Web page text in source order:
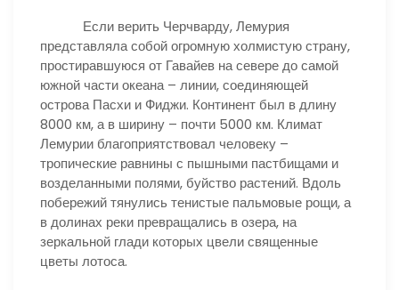
Если верить Черчварду, Лемурия
представляла собой огромную холмистую страну,
простиравшуюся от Гавайев на севере до самой
южной части океана – линии, соединяющей
острова Пасхи и Фиджи. Континент был в длину
8000 км, а в ширину – почти 5000 км. Климат
Лемурии благоприятствовал человеку –
тропические равнины с пышными пастбищами и
возделанными полями, буйство растений. Вдоль
побережий тянулись тенистые пальмовые рощи, а
в долинах реки превращались в озера, на
зеркальной глади которых цвели священные
цветы лотоса.